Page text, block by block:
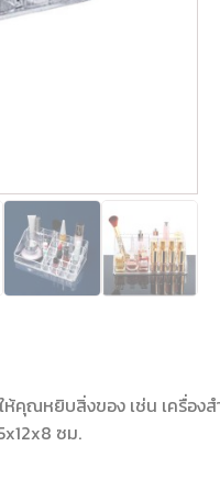
ณหยิบสิ่งของ เช่น เครื่อง
ซม.